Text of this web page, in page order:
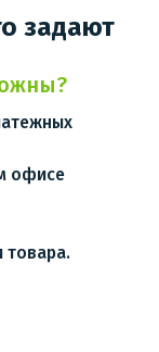
задают
офисе
товара.